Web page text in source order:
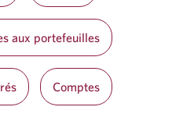
aux portefeuilles
Comptes